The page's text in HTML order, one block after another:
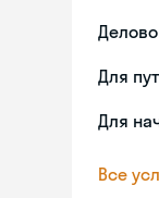
Для
Для
Все